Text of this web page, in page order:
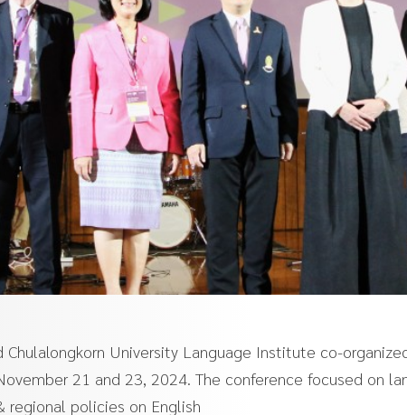
Chulalongkorn University Language Institute co-
21 and 23, 2024. The conference focused on
regional policies on English